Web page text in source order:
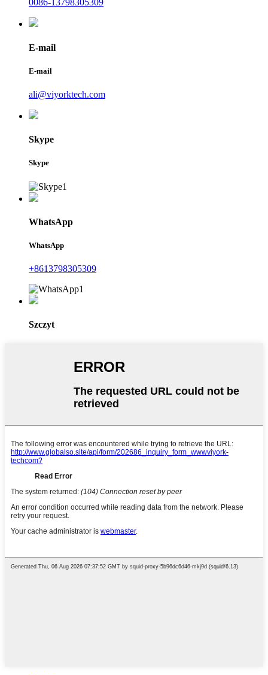
0086-13798305309
E-mail
E-mail
ali@viyorktech.com
Skype
Skype
WhatsApp
WhatsApp
+8613798305309
Szczyt